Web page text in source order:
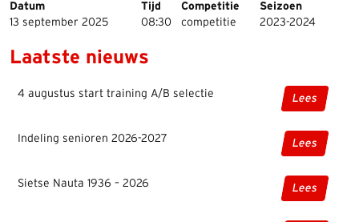
Datum
Tijd Competitie
Seizoen
13 september 2025
08:30 competitie 2023-2024
Laatste nieuws
4 augustus start training A/B selectie Lees
Indeling senioren 2026-2027 Lees
Sietse Nauta 1936 – 2026 Lees